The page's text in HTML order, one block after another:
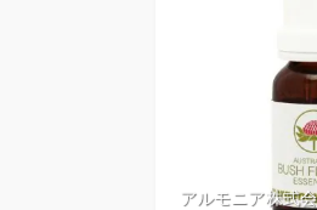
アルモニア株式